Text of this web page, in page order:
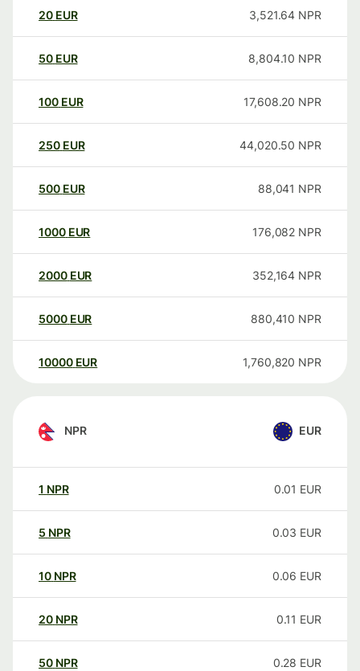
20 EUR 3,521.64 NPR
50 EUR 8,804.10 NPR
100 EUR 17,608.20 NPR
250 EUR 44,020.50 NPR
500 EUR 88,041 NPR
1000 EUR 176,082 NPR
2000 EUR 352,164 NPR
5000 EUR 880,410 NPR
10000 EUR 1,760,820 NPR
NPR EUR
1 NPR 0.01 EUR
5 NPR 0.03 EUR
10 NPR 0.06 EUR
20 NPR 0.11 EUR
50 NPR 0.28 EUR